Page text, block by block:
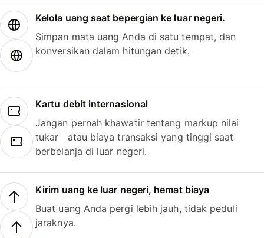
Kelola uang saat bepergian ke luar negeri.
Simpan mata uang Anda di satu tempat, dan
konversikan dalam hitungan detik.
Kartu debit internasional
Jangan pernah khawatir tentang markup nilai
tukar atau biaya transaksi yang tinggi saat
berbelanja di luar negeri.
Kirim uang ke luar negeri, hemat biaya
Buat uang Anda pergi lebih jauh, tidak peduli
jaraknya.